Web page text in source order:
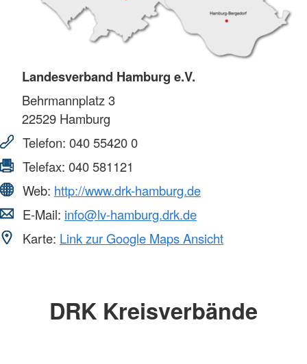
Landesverband Hamburg e.V.
Behrmannplatz 3
22529 Hamburg
Telefon: 040 55420 0
Telefax: 040 581121
Web: http://www.drk-hamburg.de
E-Mail: info@lv-hamburg.drk.de
Karte: Link zur Google Maps Ansicht
DRK Kreisverbände